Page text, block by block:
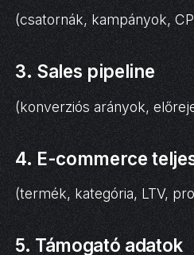
(csatornák, kampányok,
3. Sales pipeline
(konverziós arányok,
4. E-commerce
(termék, kategória, LTV,
5. Támogató adatok